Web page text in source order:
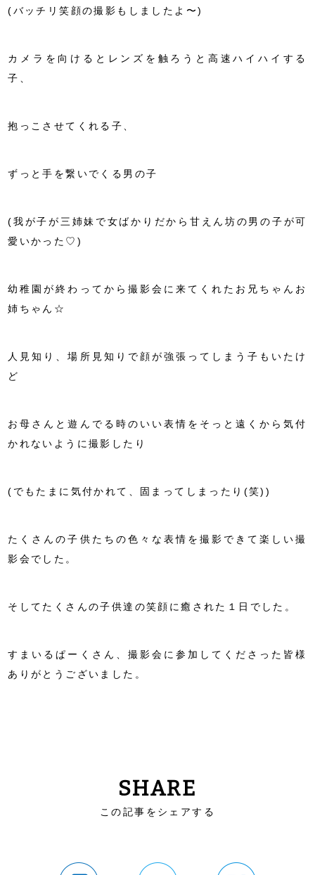
(バッチリ笑顔の撮影もしましたよ〜)
カメラを向けるとレンズを触ろうと高速ハイハイする
子、
抱っこさせてくれる子、
ずっと手を繋いでくる男の子
(我が子が三姉妹で女ばかりだから甘えん坊の男の子が可
愛いかった♡)
幼稚園が終わってから撮影会に来てくれたお兄ちゃんお
姉ちゃん☆
人見知り、場所見知りで顔が強張ってしまう子もいたけ
ど
お母さんと遊んでる時のいい表情をそっと遠くから気付
かれないように撮影したり
(でもたまに気付かれて、固まってしまったり(笑))
たくさんの子供たちの色々な表情を撮影できて楽しい撮
影会でした。
そしてたくさんの子供達の笑顔に癒された１日でした。
すまいるぱーくさん、撮影会に参加してくださった皆様
ありがとうございました。
SHARE
この記事をシェアする